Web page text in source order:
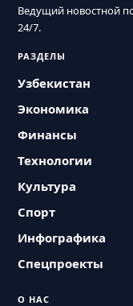
Ведущий новостной
24/7.
РАЗДЕЛЫ
Узбекистан
Экономика
Финансы
Технологии
Культура
Спорт
Инфографика
Спецпроекты
О НАС